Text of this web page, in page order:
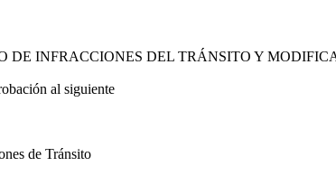
INFRACCIONES DEL TRÁNSITO Y MODIFICA
al siguiente
de Tránsito